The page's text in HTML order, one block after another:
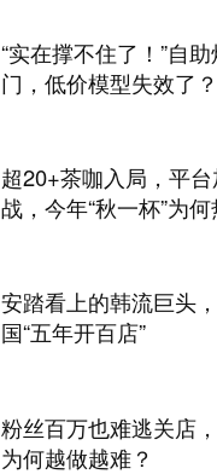
“实在撑不住了！”自
门，低价模型失效了？
超20+茶咖入局，平
战，今年“秋一杯”为
安踏看上的韩流巨头
国“五年开百店”
粉丝百万也难逃关店
为何越做越难？